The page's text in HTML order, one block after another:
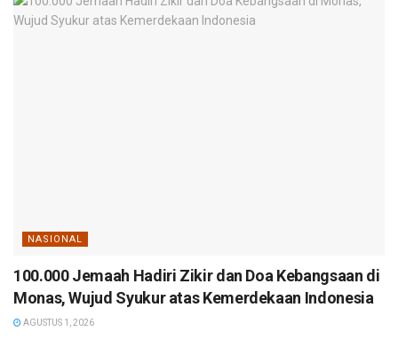
NASIONAL
100.000 Jemaah Hadiri Zikir dan Doa Kebangsaan di
Monas, Wujud Syukur atas Kemerdekaan Indonesia
AGUSTUS 1, 2026